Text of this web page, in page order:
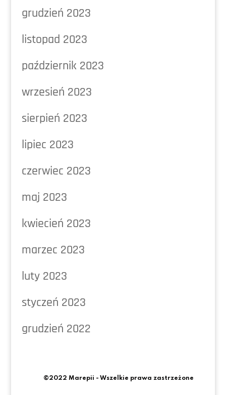
grudzień 2023
listopad 2023
październik 2023
wrzesień 2023
sierpień 2023
lipiec 2023
czerwiec 2023
maj 2023
kwiecień 2023
marzec 2023
luty 2023
styczeń 2023
grudzień 2022
©2022 Marepii - Wszelkie prawa zastrzeżone